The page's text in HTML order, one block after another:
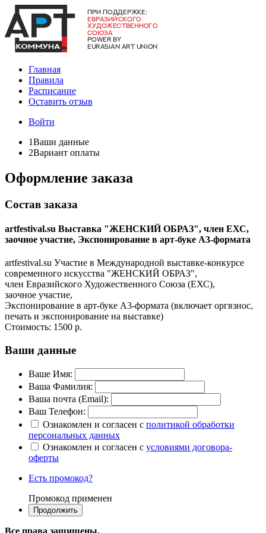
Главная
Правила
Расписание
Оставить отзыв
Войти
1Ваши данные
2Вариант оплаты
Оформление заказа
Состав заказа
artfestival.su Выставка "ЖЕНСКИЙ ОБРАЗ", член ЕХС,
заочное участие, Экспонирование в арт-буке А3-формата
artfestival.su Участие в Международной выставке-конкурсе
современного искусства "ЖЕНСКИЙ ОБРАЗ",
член Евразийского Художественного Союза (ЕХС),
заочное участие,
Экспонирование в арт-буке А3-формата (включает оргвзнос,
печать и экспонирование на выставке)
Стоимость: 1500 р.
Ваши данные
Ваше Имя:
Ваша Фамилия:
Ваша почта (Email):
Ваш Телефон:
Ознакомлен и согласен с политикой обработки
персональных данных
Ознакомлен и согласен с условиями договора-
оферты
Есть промокод?
Промокод применен
Все права защищены.